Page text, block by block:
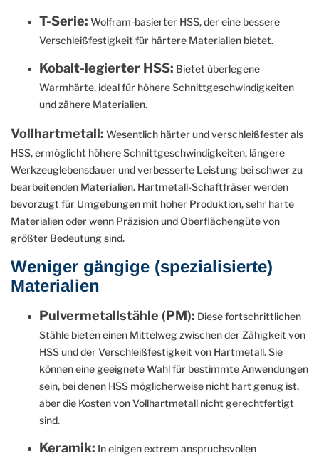
T-Serie: Wolfram-basierter HSS, der eine bessere
Verschleißfestigkeit für härtere Materialien bietet.
Kobalt-legierter HSS: Bietet überlegene
Warmhärte, ideal für höhere Schnittgeschwindigkeiten
und zähere Materialien.
Vollhartmetall: Wesentlich härter und verschleißfester als
HSS, ermöglicht höhere Schnittgeschwindigkeiten, längere
Werkzeuglebensdauer und verbesserte Leistung bei schwer zu
bearbeitenden Materialien. Hartmetall-Schaftfräser werden
bevorzugt für Umgebungen mit hoher Produktion, sehr harte
Materialien oder wenn Präzision und Oberflächengüte von
größter Bedeutung sind.
Weniger gängige (spezialisierte)
Materialien
Pulvermetallstähle (PM): Diese fortschrittlichen
Stähle bieten einen Mittelweg zwischen der Zähigkeit von
HSS und der Verschleißfestigkeit von Hartmetall. Sie
können eine geeignete Wahl für bestimmte Anwendungen
sein, bei denen HSS möglicherweise nicht hart genug ist,
aber die Kosten von Vollhartmetall nicht gerechtfertigt
sind.
Keramik: In einigen extrem anspruchsvollen